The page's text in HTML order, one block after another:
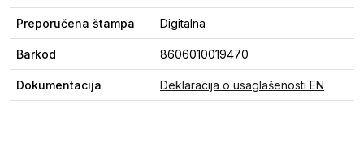
Preporučena štampa Digitalna
Barkod 8606010019470
Dokumentacija Deklaracija o usaglašenosti EN